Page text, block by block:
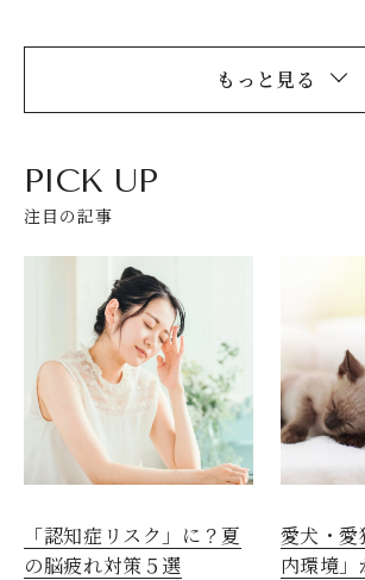
もっと見る
PICK UP
注目の記事
「認知症リスク」に？夏
の脳疲れ対策５選
愛犬・
内環境」